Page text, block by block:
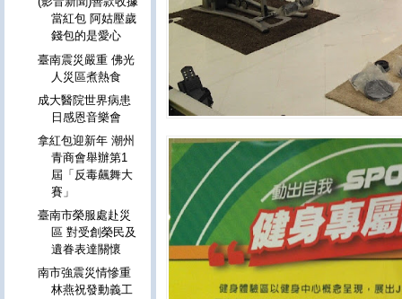
當紅包 阿姑壓歲
錢包的是愛心
臺南震災嚴重 佛光
人災區煮熱食
成大醫院世界病患
日感恩音樂會
拿紅包迎新年 潮州
青商會舉辦第1
屆「反毒飆舞大
賽」
臺南市榮服處赴災
區 對受創榮民及
遺眷表達關懷
南市強震災情慘重
林燕祝發動義工